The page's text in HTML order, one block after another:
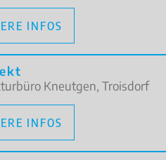
INFOS
Kneutgen, Troisdorf
INFOS